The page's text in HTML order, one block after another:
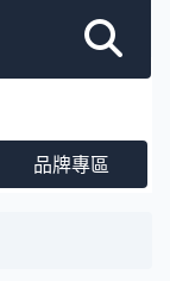
品牌專區